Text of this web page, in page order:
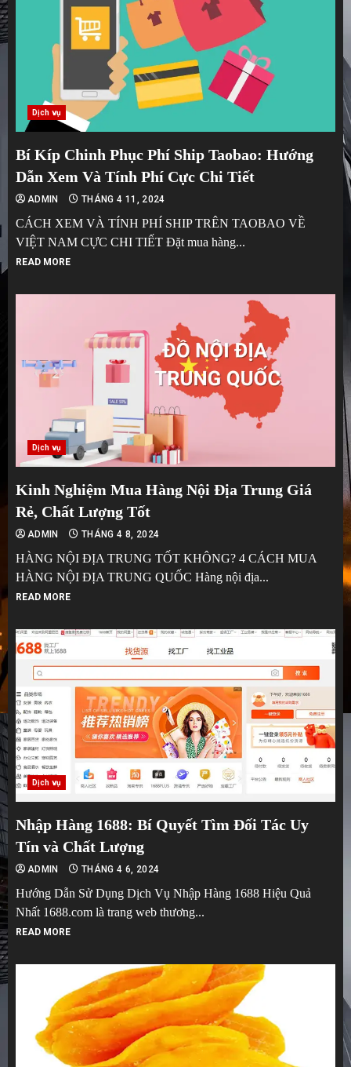
Dịch vụ
Bí Kíp Chinh Phục Phí Ship Taobao: Hướng
Dẫn Xem Và Tính Phí Cực Chi Tiết
ADMIN THÁNG 4 11, 2024
CÁCH XEM VÀ TÍNH PHÍ SHIP TRÊN TAOBAO VỀ
VIỆT NAM CỰC CHI TIẾT Đặt mua hàng...
READ MORE
Dịch vụ
Kinh Nghiệm Mua Hàng Nội Địa Trung Giá
Rẻ, Chất Lượng Tốt
ADMIN THÁNG 4 8, 2024
HÀNG NỘI ĐỊA TRUNG TỐT KHÔNG? 4 CÁCH MUA
HÀNG NỘI ĐỊA TRUNG QUỐC Hàng nội địa...
READ MORE
Dịch vụ
Nhập Hàng 1688: Bí Quyết Tìm Đối Tác Uy
Tín và Chất Lượng
ADMIN THÁNG 4 6, 2024
Hướng Dẫn Sử Dụng Dịch Vụ Nhập Hàng 1688 Hiệu Quả
Nhất 1688.com là trang web thương...
READ MORE